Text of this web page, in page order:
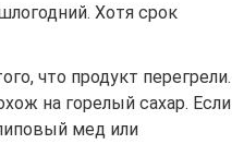
Хотя срок
что продукт перегрели.
на горелый сахар. Если
мед или